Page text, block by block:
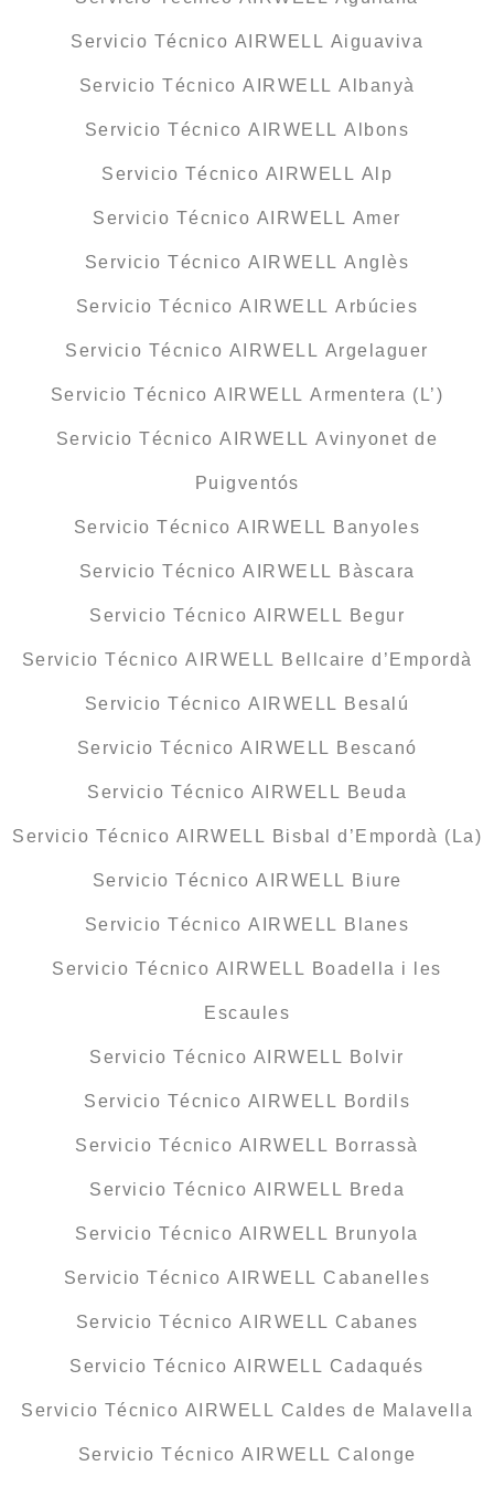
Servicio Técnico AIRWELL Aiguaviva
Servicio Técnico AIRWELL Albanyà
Servicio Técnico AIRWELL Albons
Servicio Técnico AIRWELL Alp
Servicio Técnico AIRWELL Amer
Servicio Técnico AIRWELL Anglès
Servicio Técnico AIRWELL Arbúcies
Servicio Técnico AIRWELL Argelaguer
Servicio Técnico AIRWELL Armentera (L’)
Servicio Técnico AIRWELL Avinyonet de
Puigventós
Servicio Técnico AIRWELL Banyoles
Servicio Técnico AIRWELL Bàscara
Servicio Técnico AIRWELL Begur
Servicio Técnico AIRWELL Bellcaire d’Empordà
Servicio Técnico AIRWELL Besalú
Servicio Técnico AIRWELL Bescanó
Servicio Técnico AIRWELL Beuda
Servicio Técnico AIRWELL Bisbal d’Empordà (La)
Servicio Técnico AIRWELL Biure
Servicio Técnico AIRWELL Blanes
Servicio Técnico AIRWELL Boadella i les
Escaules
Servicio Técnico AIRWELL Bolvir
Servicio Técnico AIRWELL Bordils
Servicio Técnico AIRWELL Borrassà
Servicio Técnico AIRWELL Breda
Servicio Técnico AIRWELL Brunyola
Servicio Técnico AIRWELL Cabanelles
Servicio Técnico AIRWELL Cabanes
Servicio Técnico AIRWELL Cadaqués
Servicio Técnico AIRWELL Caldes de Malavella
Servicio Técnico AIRWELL Calonge